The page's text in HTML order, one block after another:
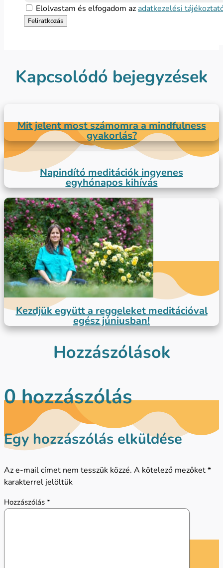
Elolvastam és elfogadom azadatkezelési
Kapcsolódó bejegyzések
Mit jelent most számomra a mindfulness
gyakorlás?
Napindító meditációk ingyenes
egyhónapos kihívás
Kezdjük együtt a reggeleket meditációval
egész júniusban!
Hozzászólások
0 hozzászólás
Egy hozzászólás elküldése
Az e-mail címet nem tesszük közzé. A kötelező mezőket*
karakterrel jelöltük
Hozzászólás *